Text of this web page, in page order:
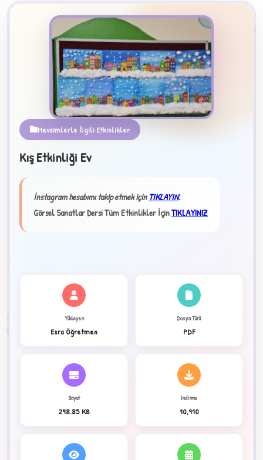
✧
Mevsimlerle İlgili Etkinlikler
Kış Etkinliği Ev
İnstagram hesabımı takip etmek içinTIKLAYIN.
Görsel Sanatlar Dersi Tüm Etkinlikler İçinTIKLAYINIZ
Yükleyen
Esra Öğretmen
Dosya Türü
PDF
Boyut
298.85 KB
İndirme
10,910